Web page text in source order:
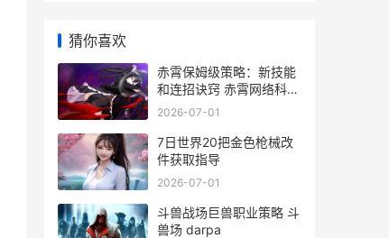
猜你喜欢
赤霄保姆级策略：新技能
和连招诀窍 赤霄网络科技
有限公司
2026-07-01
7日世界20把金色枪械改
件获取指导
2026-07-01
斗兽战场巨兽职业策略 斗
兽场 darpa